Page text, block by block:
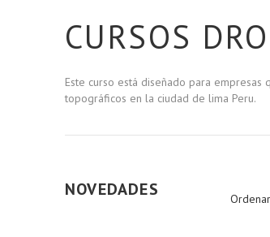
CURSOS
Este curso está diseñado para
topográficos en la ciudad de lima Peru.
NOVEDADES